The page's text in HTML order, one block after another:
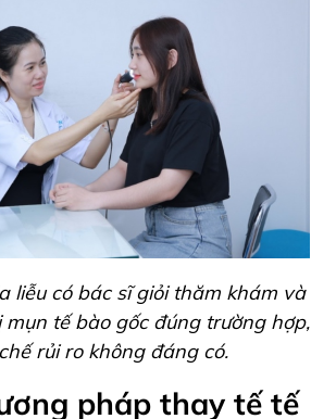
liễu có bác sĩ giỏi thăm khám và
tế bào gốc đúng trường hợp,
rủi ro không đáng có.
pháp thay tế tế